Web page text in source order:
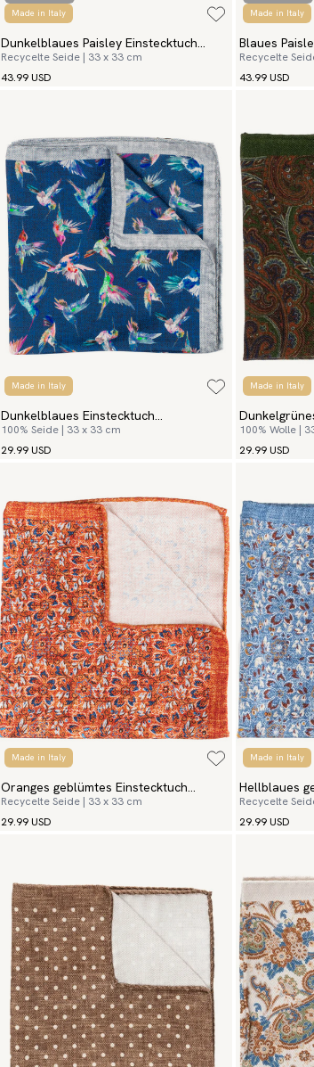
Made in Italy
Dunkelblaues Paisley Einstecktuch
Verezzi
Recycelte Seide | 33 x 33 cm
43.99 USD
Made in Italy
Blaues
Recycelte
43.99 USD
Made in Italy
Dunkelblaues Einstecktuch
Hummingbirds
100% Seide | 33 x 33 cm
29.99 USD
Made in Italy
Veneto
100% Wolle |
29.99 USD
Made in Italy
Oranges geblümtes Einstecktuch
Summer Flowers
Recycelte Seide | 33 x 33 cm
29.99 USD
Made in Italy
Hellblaues
Summer
Recycelte
29.99 USD